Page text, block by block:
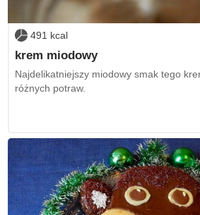
491 kcal
krem miodowy
Najdelikatniejszy miodowy smak tego
różnych potraw.